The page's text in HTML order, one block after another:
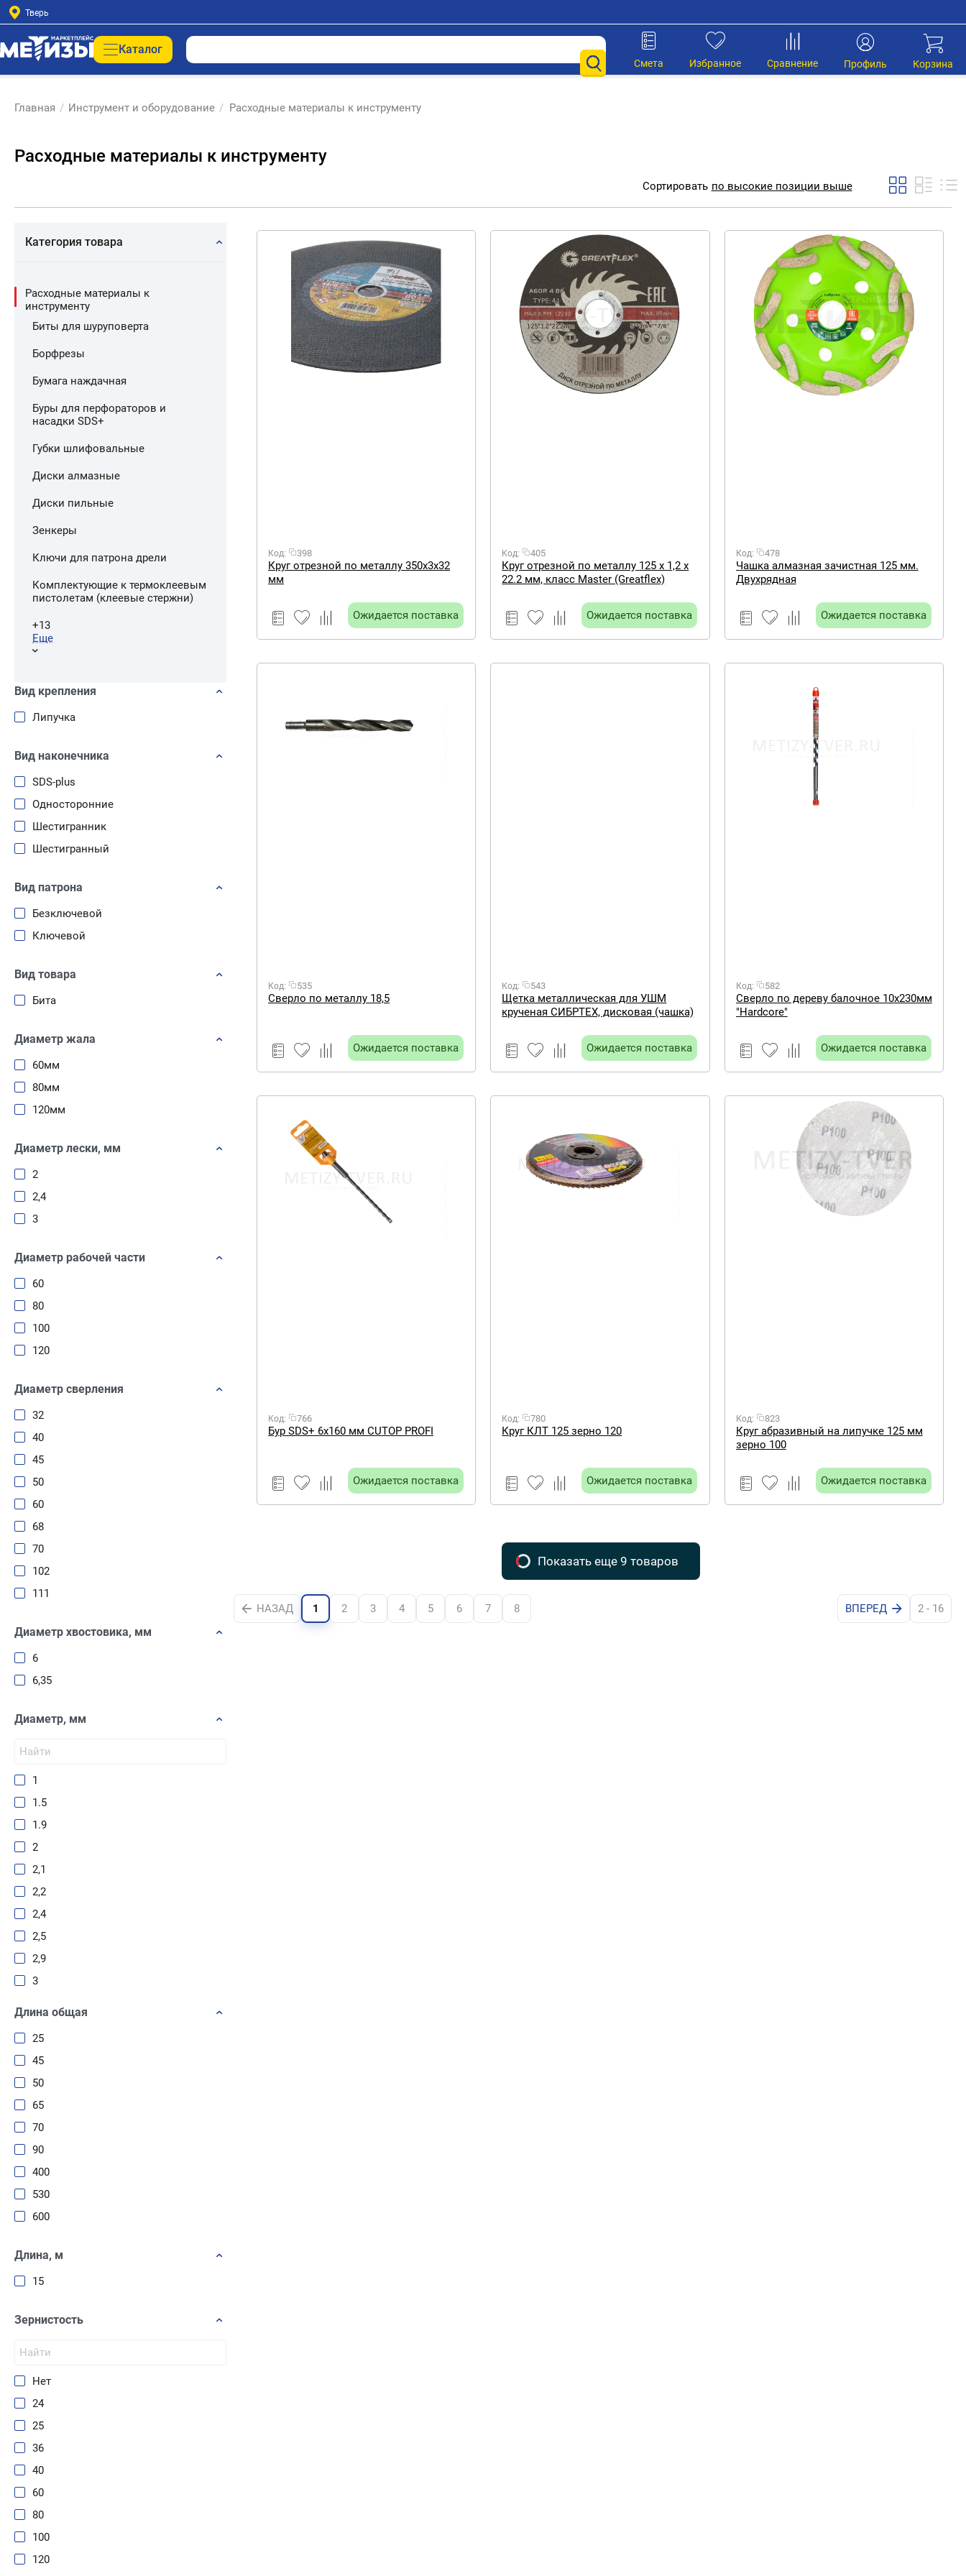
Тверь
Каталог
Корзина
Профиль
Сравнение
Избранное
Смета
Главная / Инструмент и оборудование / Расходные материалы к инструменту
Расходные материалы к инструменту
Сортировать по высокие позиции выше
Категория товара
Расходные материалы к
инструменту
Биты для шуруповерта
Борфрезы
Бумага наждачная
Буры для перфораторов и
насадки SDS+
Губки шлифовальные
Диски алмазные
Диски пильные
Зенкеры
Ключи для патрона дрели
Комплектующие к термоклеевым
пистолетам (клеевые стержни)
+13
Еще
Вид крепления
Липучка
Вид наконечника
SDS-plus
Односторонние
Шестигранник
Шестигранный
Вид патрона
Безключевой
Ключевой
Вид товара
Бита
Диаметр жала
60мм
80мм
120мм
Диаметр лески, мм
2
2,4
3
Диаметр рабочей части
60
80
100
120
Диаметр сверления
32
40
45
50
60
68
70
102
111
Диаметр хвостовика, мм
6
6,35
Диаметр, мм
1
1.5
1.9
2
2,1
2,2
2,4
2,5
2,9
3
4,8
5
5,5
5,9
6
6-35
6,5
6,7
7
8
8,5
Длина общая
25
45
50
65
70
90
400
530
600
Длина, м
15
Зернистость
Нет
24
25
36
40
60
80
100
120
Код: 398
Круг отрезной по металлу 350х3х32
мм
Ожидается поставка
Код: 405
Круг отрезной по металлу 125 х 1,2 х
22.2 мм, класс Master (Greatflex)
Ожидается поставка
Код: 478
Чашка алмазная зачистная 125 мм.
Двухрядная
Ожидается поставка
Код: 535
Сверло по металлу 18,5
Ожидается поставка
Код: 543
Щетка металлическая для УШМ
крученая СИБРТЕХ, дисковая (чашка)
Ожидается поставка
Код: 582
Сверло по дереву балочное 10х230мм
"Hardcore"
Ожидается поставка
Код: 766
Бур SDS+ 6х160 мм CUTOP PROFI
Ожидается поставка
Код: 780
Круг КЛТ 125 зерно 120
Ожидается поставка
Код: 823
Круг абразивный на липучке 125 мм
зерно 100
Ожидается поставка
Показать еще 9 товаров
НАЗАД 1 2 3 4 5 6 7 8 ВПЕРЕД 2 - 16